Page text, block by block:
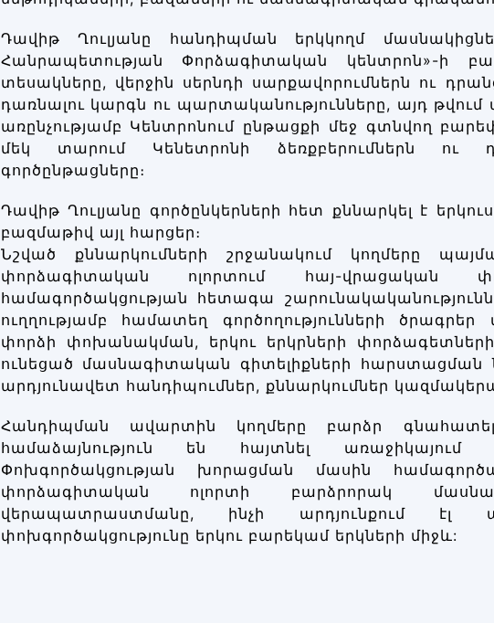
Դավիթ Ղուլյանը հանդիպման երկկողմ
Հանրապետության Փորձագիտական կենտրոն»-ի
տեսակները, վերջին սերնդի սարքավորումներն ու
դառնալու կարգն ու պարտականությունները, այդ թվում
առընչությամբ Կենտրոնում ընթացքի մեջ գտնվող
մեկ տարում Կենետրոնի ձեռքբերումներն ու
գործընթացները։
Դավիթ Ղուլյանը գործընկերների հետ քննարկել է
բազմաթիվ այլ հարցեր։
Նշված քննարկումների շրջանակում կողմերը
փորձագիտական ոլորտում հայ-վրացական
համագործակցության հետագա
ուղղությամբ համատեղ գործողությունների
փորձի փոխանակման, երկու երկրների
ունեցած մասնագիտական գիտելիքների
արդյունավետ հանդիպումներ, քննարկումներ
Հանդիպման ավարտին կողմերը բարձր
համաձայնություն են հայտնել առաջիկայում
Փոխգործակցության խորացման մասին
փորձագիտական ոլորտի բարձրորակ
վերապատրաստմանը, ինչի արդյունքում էլ
փոխգործակցությունը երկու բարեկամ երկների միջև: